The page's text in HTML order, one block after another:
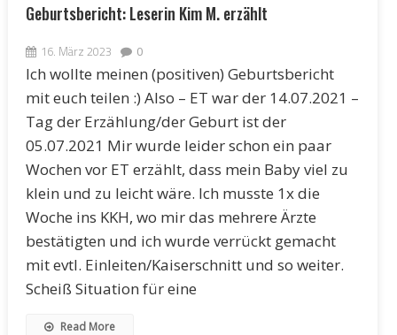
Geburtsbericht: Leserin Kim M. erzählt
16. März 2023 0
Ich wollte meinen (positiven) Geburtsbericht
mit euch teilen :) Also – ET war der 14.07.2021 –
Tag der Erzählung/der Geburt ist der
05.07.2021 Mir wurde leider schon ein paar
Wochen vor ET erzählt, dass mein Baby viel zu
klein und zu leicht wäre. Ich musste 1x die
Woche ins KKH, wo mir das mehrere Ärzte
bestätigten und ich wurde verrückt gemacht
mit evtl. Einleiten/Kaiserschnitt und so weiter.
Scheiß Situation für eine
Read More